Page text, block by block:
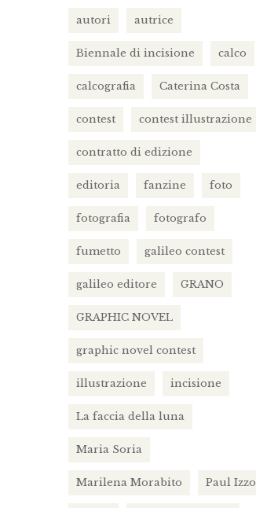
autori autrice
Biennale di incisione calco
calcografia Caterina Costa
contest contest illustrazione
contratto di edizione
editoria fanzine foto
fotografia fotografo
fumetto galileo contest
galileo editore GRANO
GRAPHIC NOVEL
graphic novel contest
illustrazione incisione
La faccia della luna
Maria Soria
Marilena Morabito Paul Izzo